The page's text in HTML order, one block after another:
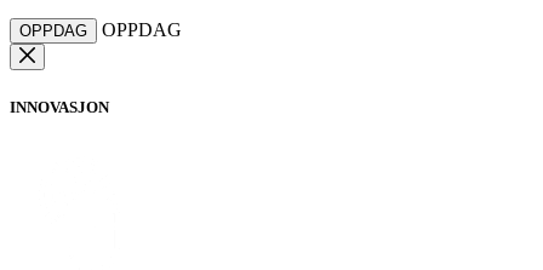
OPPDAG OPPDAG
INNOVASJON